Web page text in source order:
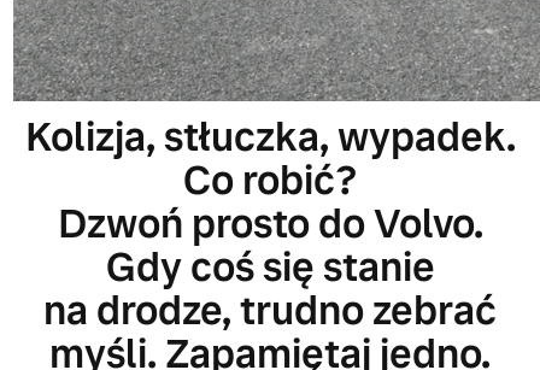
Kolizja, stłuczka, wypadek.
Co robić?
Dzwoń prosto do Volvo.
Gdy coś się stanie
na drodze, trudno zebrać
myśli. Zapamiętaj jedno.